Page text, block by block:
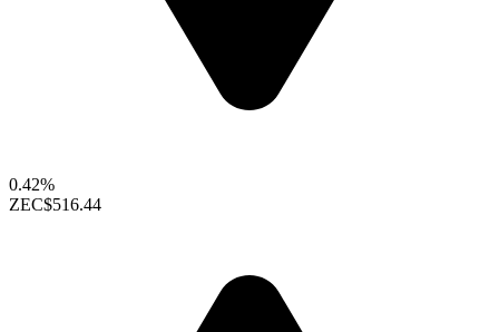
0.42%
ZEC$516.44